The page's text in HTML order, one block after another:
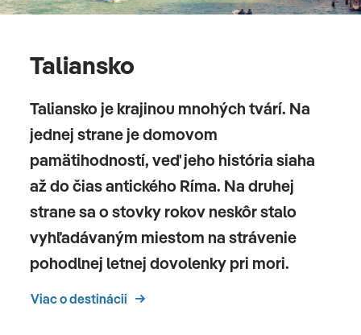
Taliansko
Taliansko je krajinou mnohých tvárí. Na
jednej strane je domovom
pamätihodností, veď jeho história siaha
až do čias antického Ríma. Na druhej
strane sa o stovky rokov neskôr stalo
vyhľadávaným miestom na strávenie
pohodlnej letnej dovolenky pri mori.
Viac o destinácii